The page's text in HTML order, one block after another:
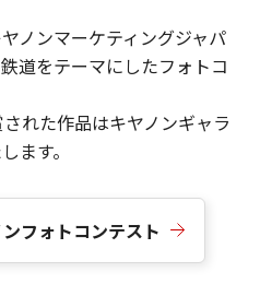
ノンマーケティングジャパ
道をテーマにしたフォトコ
れた作品はキヤノンギャラ
ます。
フォトコンテスト